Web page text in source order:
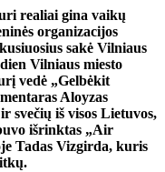
realiai gina vaikų
organizacijos
sakė Vilniaus
Vilniaus miesto
vedė „Gelbėkit
Aloyzas
svečių iš visos Lietuvos,
išrinktas „Air
Tadas Vizgirda, kuris